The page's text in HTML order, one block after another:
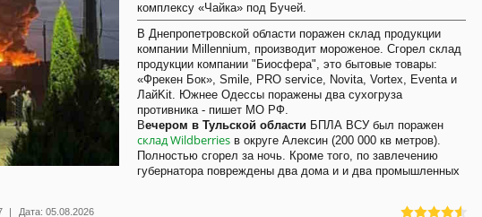
комплексу «Чайка» под Бучей.
В Днепропетровской области поражен склад продукции
компании Millennium, производит мороженое. Сгорел склад
продукции компании "Биосфера", это бытовые товары:
«Фрекен Бок», Smile, PRO service, Novita, Vortex, Eventa и
ЛайKit. Южнее Одессы поражены два сухогруза
противника - пишет МО РФ.
Вечером в Тульской области БПЛА ВСУ был поражен
склад Wildberries в округе Алексин (200 000 кв метров).
Полностью сгорел за ночь. Кроме того, по завлечению
губернатора повреждены два дома и и два промышленных
| Дата: 05.08.2026